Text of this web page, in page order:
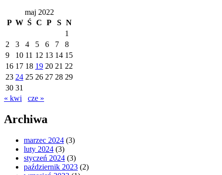
maj 2022
P W Ś C P S N
1
2
3 4 5 6 7
8
9
10 11 12 13 14 15
16 17 18 19 20 21 22
23 24 25 26 27 28 29
30 31
« kwi
cze »
Archiwa
marzec 2024 (3)
luty 2024 (3)
styczeń 2024 (3)
październik 2023 (2)